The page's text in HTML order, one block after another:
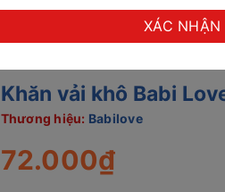
Khăn vải khô Babi
Thương hiệu: Babilove
72.000₫
XÁC NHẬN